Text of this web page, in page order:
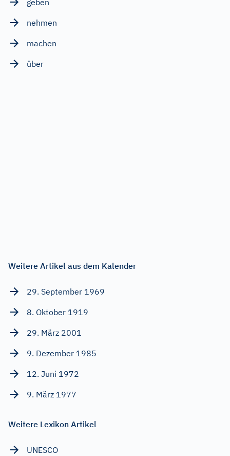
geben
nehmen
machen
über
Weitere Artikel aus dem Kalender
29. September 1969
8. Oktober 1919
29. März 2001
9. Dezember 1985
12. Juni 1972
9. März 1977
Weitere Lexikon Artikel
UNESCO